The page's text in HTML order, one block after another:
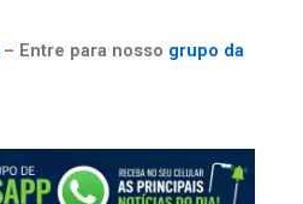
– Entre para nosso grupo da